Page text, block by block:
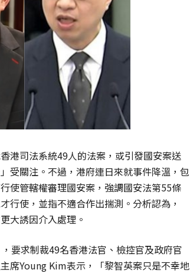
港司法系統49人的法案，或引發國安案送
受關注。不過，港府連日來就事件降溫，包
使管轄權審理國安案，強調國安法第55條
行使，並指不適合作出揣測。分析認為，
大誘因介入處理。
要求制裁49名香港法官、檢控官及政府官
席Young Kim表示，「黎智英案只是不幸地